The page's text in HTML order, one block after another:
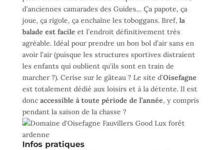
d’anciennes camarades des Guides… Ça papote, ça
joue, ça rigole, ça enchaîne les toboggans. Bref, la
balade est facile et l’endroit définitivement très
agréable. Idéal pour prendre un bon bol d’air sans en
avoir l’air (puisque les structures sportives distraient
les enfants qui oublient qu’ils sont en train de
marcher ?). Cerise sur le gâteau ? Le site d’Oisefagne
est totalement dédié aux loisirs et à la détente. Il est
donc accessible à toute période de l’année, y compris
pendant la saison de la chasse ?
Infos pratiques